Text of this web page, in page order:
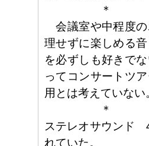
＊
会議室や中程度の
理せずに楽しめる
を必ずしも好きで
ってコンサートツ
用とは考えていない
＊
ステレオサウンド
れていた。